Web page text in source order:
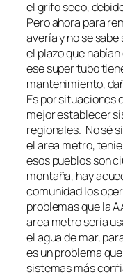
el grifo seco,
Pero ahora para
avería y no se
el plazo que
ese super tubo
mantenimiento,
Es por situaciones
mejor establecer
regionales. No sé
el area metro,
esos pueblos son
montaña, hay
comunidad los
problemas que la
area metro sería
el agua de mar,
es un problema
sistemas más